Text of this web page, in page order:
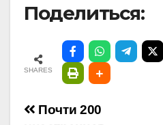
Поделиться:
SHARES
Навигация
Почти 200